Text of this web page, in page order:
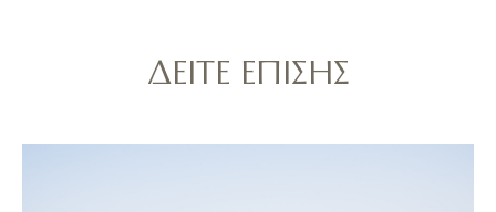
ΔΕΊΤΕ ΕΠΊΣΗΣ